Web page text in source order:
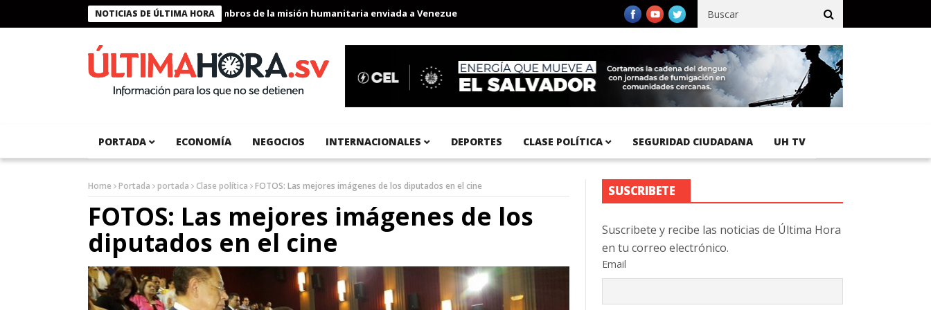
NOTICIAS DE ÚLTIMA HORA
Presidente Bukele condecora a miembros de la misión humanitaria enviada a Venezuela Aeropuerto Internacional del Pacífico registra 92 % de avance en obras de terracería
PORTADA ECONOMÍA NEGOCIOS INTERNACIONALES DEPORTES CLASE POLÍTICA SEGURIDAD CIUDADANA UH TV
Home Portada portada Clase política FOTOS: Las mejores imágenes de los diputados en el cine
FOTOS: Las mejores imágenes de los
diputados en el cine
SUSCRIBETE
Suscribete y recibe las noticias de Última Hora
en tu correo electrónico.
Email